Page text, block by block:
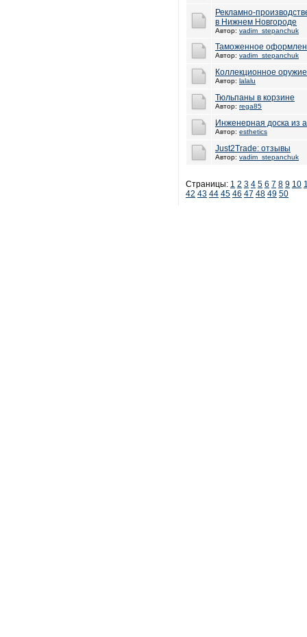
Рекламно-
в Нижнем Новгороде
Автор: vadim_stepanchuk
Таможенное
Автор: vadim_stepanchuk
Коллекционное оружие
Автор: lalalu
Тюльпаны в корзине
Автор: rega85
Инженерная доска из
Автор: esthetics
Just2Trade: отзывы
Автор: vadim_stepanchuk
Страницы: 1 2 3 4 5 6 7 8 9 10
42 43 44 45 46 47 48 49 50